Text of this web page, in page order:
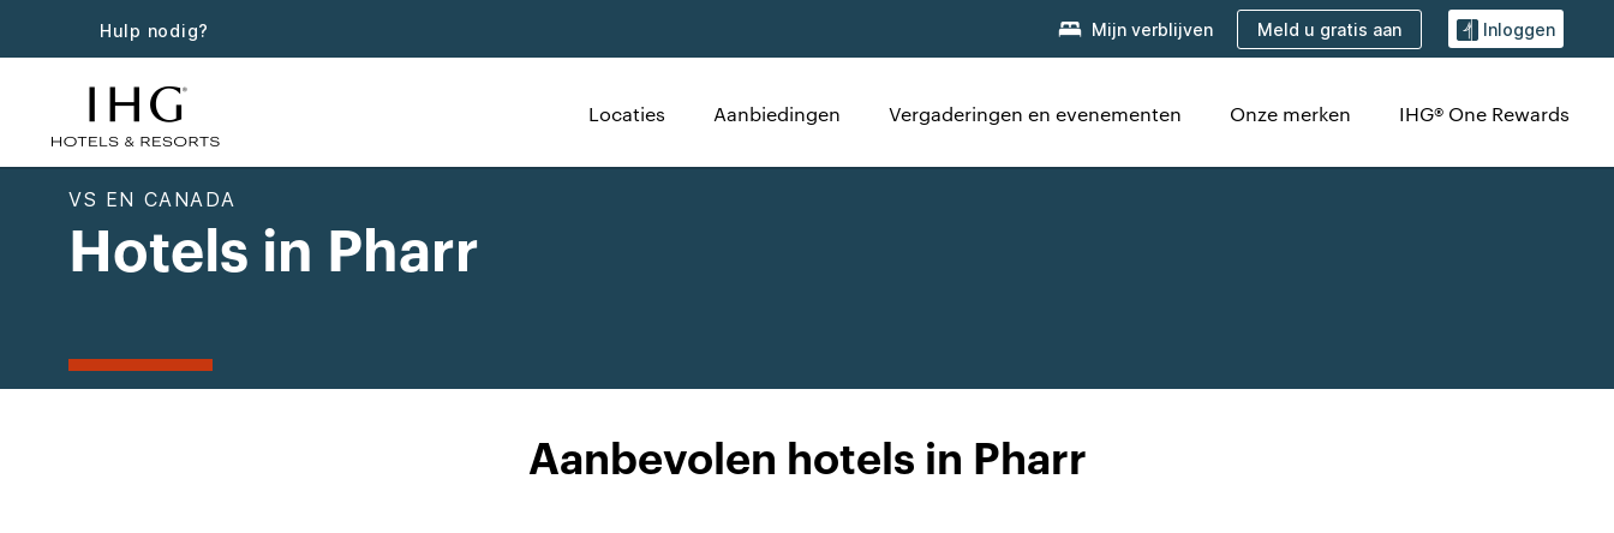
Hulp nodig? Mijn verblijven Meld u gratis aan Inloggen
Locaties Aanbiedingen Vergaderingen en evenementen Onze merken IHG® One Rewards
VS EN CANADA
Hotels in Pharr
Aanbevolen hotels in Pharr